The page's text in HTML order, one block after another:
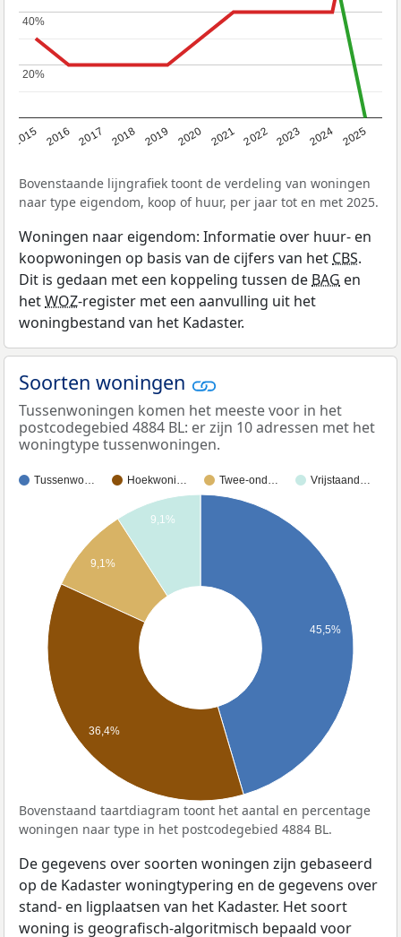
2015 2016 2017 2018 2019 2020 2021 2022 2023 2024 2025
20%
20%
40%
40%
Bovenstaande lijngrafiek toont de verdeling van woningen
naar type eigendom, koop of huur, per jaar tot en met 2025.
Woningen naar eigendom: Informatie over huur- en
koopwoningen op basis van de cijfers van het CBS.
Dit is gedaan met een koppeling tussen de BAG en
hetWOZ-register met een aanvulling uit het
woningbestand van het Kadaster.
Soorten woningen
Tussenwoningen komen het meeste voor in het
postcodegebied 4884 BL: er zijn 10 adressen met het
woningtype tussenwoningen.
Tussenwo… Hoekwoni… Twee-ond… Vrijstaand…
45,5%
9,1%
9,1%
36,4%
Bovenstaand taartdiagram toont het aantal en percentage
woningen naar type in het postcodegebied 4884 BL.
De gegevens over soorten woningen zijn gebaseerd
op de Kadaster woningtypering en de gegevens over
stand- en ligplaatsen van het Kadaster. Het soort
woning is geografisch-algoritmisch bepaald voor